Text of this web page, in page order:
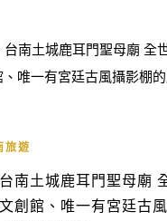
旅遊
南土城鹿耳門聖母廟
創館、唯一有宮廷古